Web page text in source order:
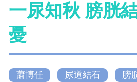
一尿知秋 膀胱
憂
蕭博任 尿道結石 膀